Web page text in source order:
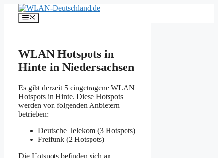
Inhalt
springen
Menü
WLAN Hotspots in
Hinte in Niedersachsen
Es gibt derzeit 5 eingetragene WLAN
Hotspots in Hinte. Diese Hotspots
werden von folgenden Anbietern
betrieben:
Deutsche Telekom (3 Hotspots)
Freifunk (2 Hotspots)
Die Hotspots befinden sich an